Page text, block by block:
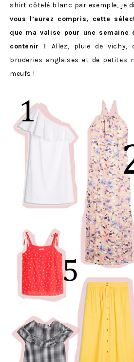
shirt côtelé blanc par exemple, je
vous l’aurez compris, cette
que ma valise pour une semaine
contenir ! Allez, pluie de vichy,
broderies anglaises et de petites
meufs !